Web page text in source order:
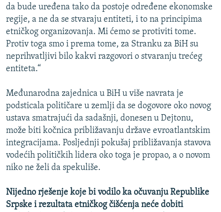
da bude uređena tako da postoje određene ekonomske
regije, a ne da se stvaraju entiteti, i to na principima
etničkog organizovanja. Mi ćemo se protiviti tome.
Protiv toga smo i prema tome, za Stranku za BiH su
neprihvatljivi bilo kakvi razgovori o stvaranju trećeg
entiteta.“
Međunarodna zajednica u BiH u više navrata je
podsticala političare u zemlji da se dogovore oko novog
ustava smatrajući da sadašnji, donesen u Dejtonu,
može biti kočnica približavanju države evroatlantskim
integracijama. Posljednji pokušaj približavanja stavova
vodećih političkih lidera oko toga je propao, a o novom
niko ne želi da spekuliše.
Nijedno rješenje koje bi vodilo ka očuvanju Republike
Srpske i rezultata etničkog čišćenja neće dobiti